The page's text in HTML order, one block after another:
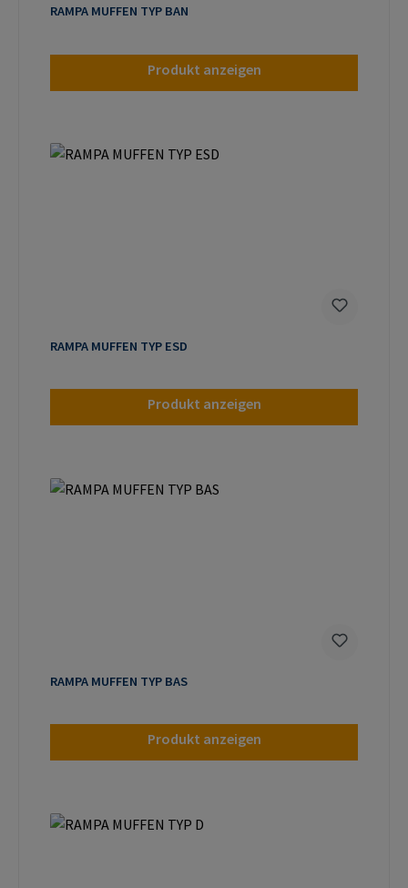
RAMPA MUFFEN TYP BAN
Produkt anzeigen
RAMPA MUFFEN TYP ESD
Produkt anzeigen
RAMPA MUFFEN TYP BAS
Produkt anzeigen